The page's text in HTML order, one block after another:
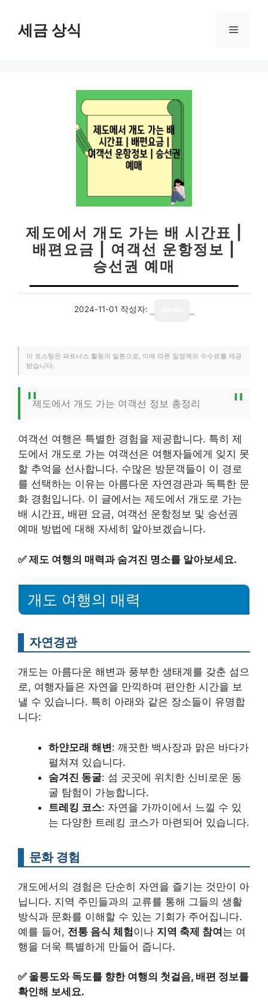
세금 상식 메
제도에서 개도 가는 배 시간표 |
배편요금 | 여객선 운항정보 |
승선권 예매
2024-11-01 작성자:
이 포스팅은 파트너스 활동의 일환으로, 이에 따른 일정액의 수수료를 제공
받습니다.
제도에서 개도 가는 여객선 정보 총정리
여객선 여행은 특별한 경험을 제공합니다. 특히 제
도에서 개도로 가는 여객선은 여행자들에게 잊지 못
할 추억을 선사합니다. 수많은 방문객들이 이 경로
를 선택하는 이유는 아름다운 자연경관과 독특한 문
화 경험입니다. 이 글에서는 제도에서 개도로 가는
배 시간표, 배편 요금, 여객선 운항정보 및 승선권
예매 방법에 대해 자세히 알아보겠습니다.
✅제도 여행의 매력과 숨겨진 명소를 알아보세요.
개도 여행의 매력
자연경관
개도는 아름다운 해변과 풍부한 생태계를 갖춘 섬으
로, 여행자들은 자연을 만끽하며 편안한 시간을 보
낼 수 있습니다. 특히 아래와 같은 장소들이 유명합
니다:
하얀모래 해변: 깨끗한 백사장과 맑은 바다가
펼쳐져 있습니다.
숨겨진 동굴: 섬 곳곳에 위치한 신비로운 동
굴 탐험이 가능합니다.
트레킹 코스: 자연을 가까이에서 느낄 수 있
는 다양한 트레킹 코스가 마련되어 있습니다.
문화 경험
개도에서의 경험은 단순히 자연을 즐기는 것만이 아
닙니다. 지역 주민들과의 교류를 통해 그들의 생활
방식과 문화를 이해할 수 있는 기회가 주어집니다.
예를 들어, 전통 음식 체험이나 지역 축제 참여는 여
행을 더욱 특별하게 만들어 줍니다.
✅ 울릉도와 독도를 향한 여행의 첫걸음, 배편 정보를
확인해 보세요.